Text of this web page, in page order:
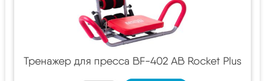
Тренажер для пресса BF-402 AB Rocket Plus